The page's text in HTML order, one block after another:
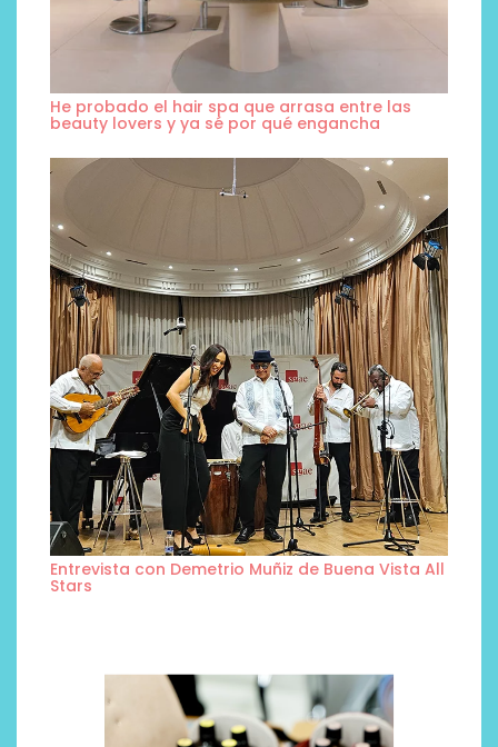
He probado el hair spa que arrasa entre las
beauty lovers y ya sé por qué engancha
Entrevista con Demetrio Muñiz de Buena Vista All
Stars